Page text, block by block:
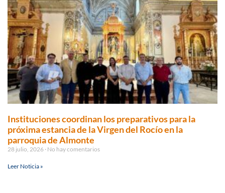
Instituciones coordinan los preparativos para la
próxima estancia de la Virgen del Rocío en la
parroquia de Almonte
28 julio, 2026 No hay comentarios
Leer Noticia »